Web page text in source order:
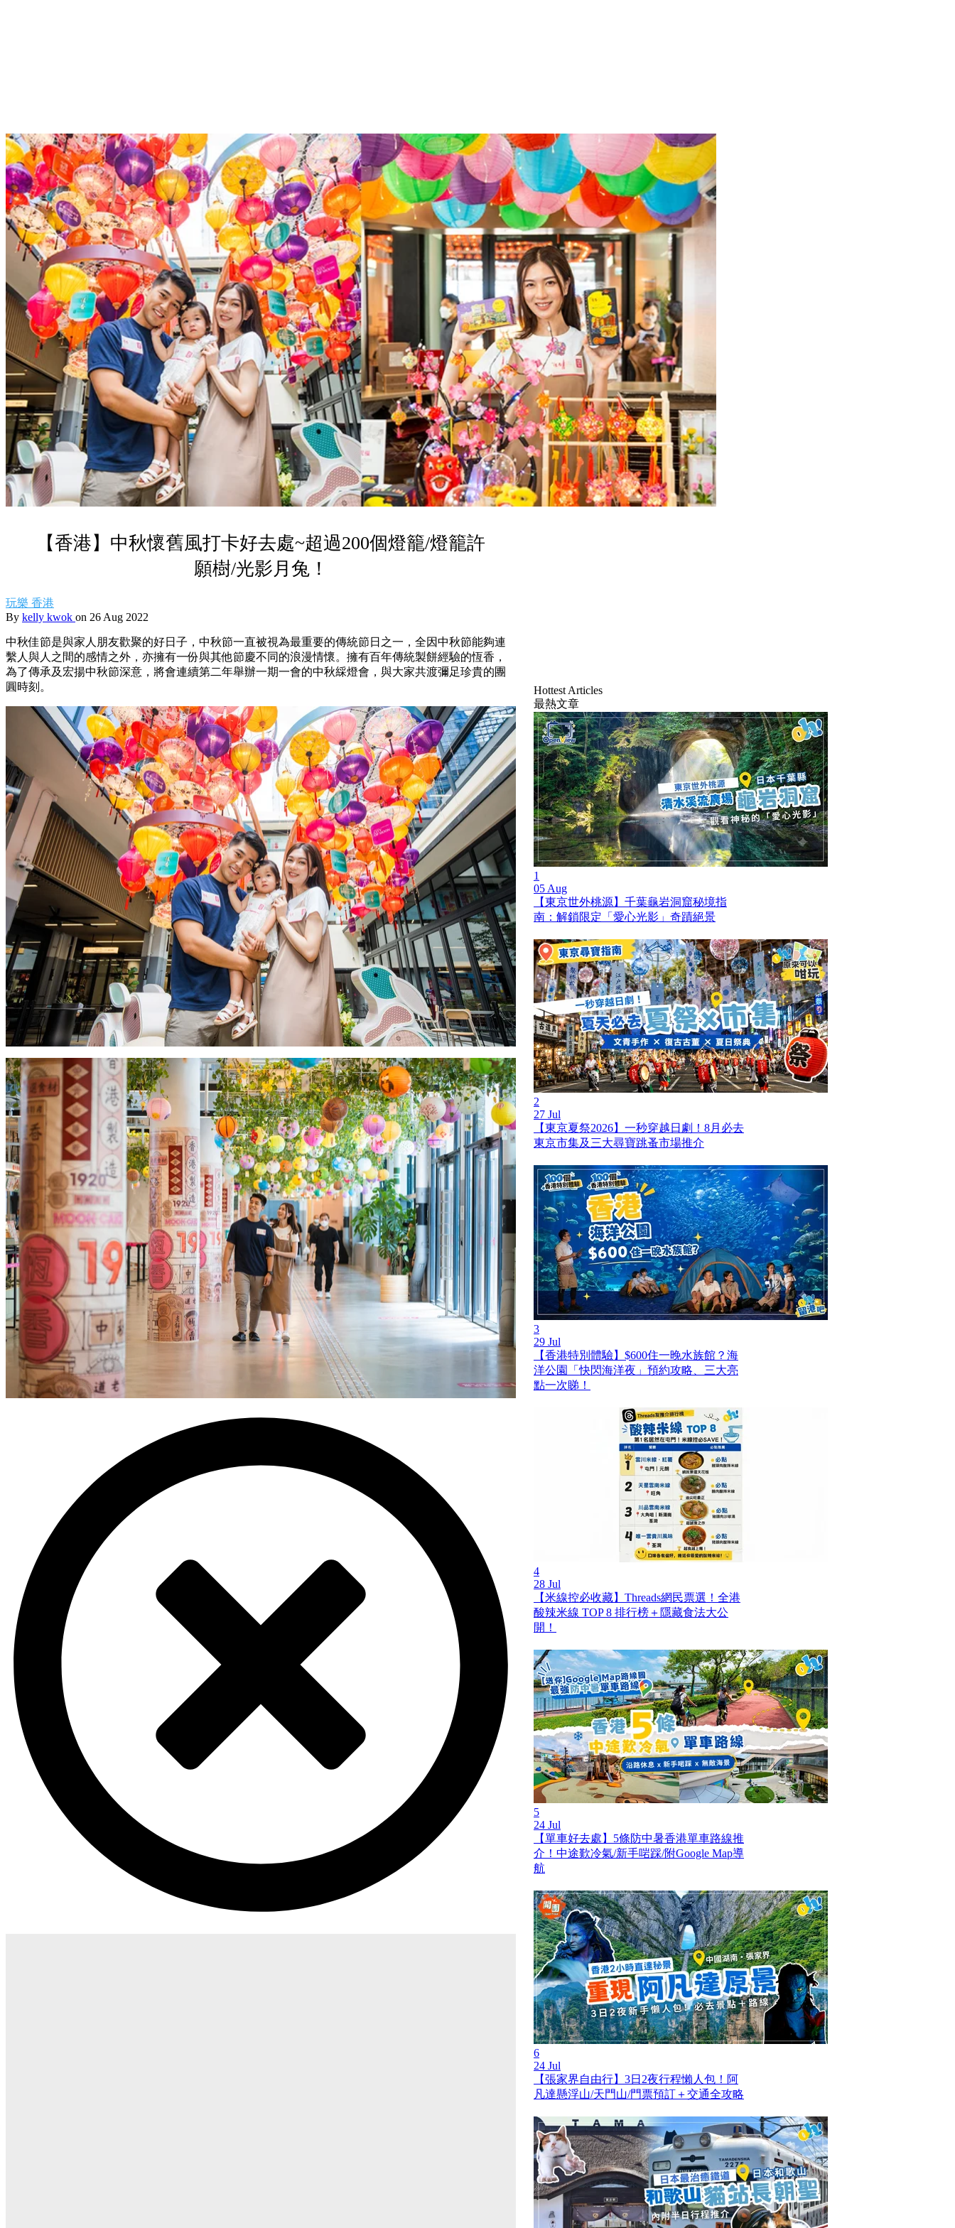
【香港】中秋懷舊風打卡好去處~超過200個燈籠/燈籠許
願樹/光影月兔！
玩樂 香港
By kelly kwok on 26 Aug 2022
中秋佳節是與家人朋友歡聚的好日子，中秋節一直被視為最重要的傳統節日之一，全因中秋節能夠連
繫人與人之間的感情之外，亦擁有一份與其他節慶不同的浪漫情懷。擁有百年傳統製餅經驗的恆香，
為了傳承及宏揚中秋節深意，將會連續第二年舉辦一期一會的中秋綵燈會，與大家共渡彌足珍貴的團
圓時刻。
Hottest Articles
最熱文章
1
05 Aug
【東京世外桃源】千葉龜岩洞窟秘境指
南：解鎖限定「愛心光影」奇蹟絕景
2
27 Jul
【東京夏祭2026】一秒穿越日劇！8月必去
東京市集及三大尋寶跳蚤市場推介
3
29 Jul
【香港特別體驗】$600住一晚水族館？海
洋公園「快閃海洋夜」預約攻略、三大亮
點一次睇！
4
28 Jul
【米線控必收藏】Threads網民票選！全港
酸辣米線 TOP 8 排行榜＋隱藏食法大公
開！
5
24 Jul
【單車好去處】5條防中暑香港單車路線推
介！中途歎冷氣/新手啱踩/附Google Map導
航
6
24 Jul
【張家界自由行】3日2夜行程懶人包！阿
凡達懸浮山/天門山/門票預訂＋交通全攻略